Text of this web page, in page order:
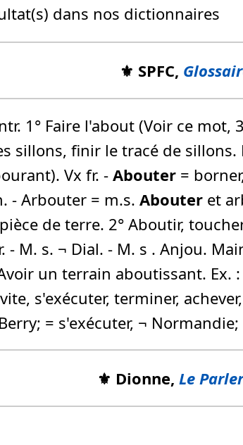
dans nos dictionnaires
⚜️ SPFC,
1° Faire l'about (Voir ce
sillons, finir le tracé de sillons.
Vx fr. - Abouter =
- Arbouter = m.s. Abouter et
de terre. 2° Aboutir,
- M. s. ¬ Dial. - M. s . Anjou.
un terrain aboutissant.
s'exécuter, terminer,
= s'exécuter, ¬
⚜️ Dionne, Le